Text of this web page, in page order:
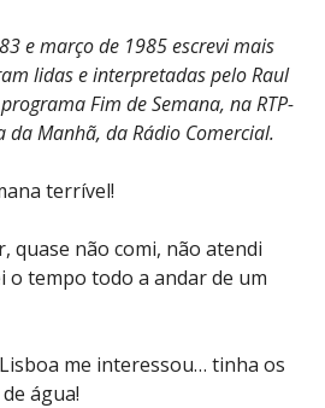
e março de 1985 escrevi mais
lidas e interpretadas pelo Raul
Fim de Semana, na RTP-
da Manhã, da Rádio Comercial.
terrível!
quase não comi, não atendi
o tempo todo a andar de um
me interessou… tinha os
água!